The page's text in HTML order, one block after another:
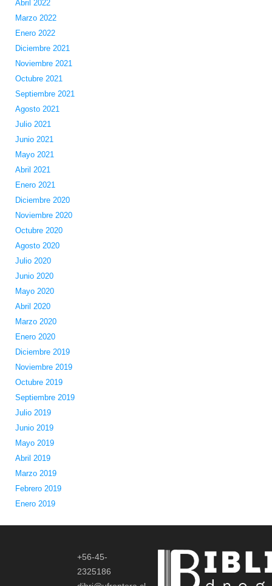
Abril 2022
Marzo 2022
Enero 2022
Diciembre 2021
Noviembre 2021
Octubre 2021
Septiembre 2021
Agosto 2021
Julio 2021
Junio 2021
Mayo 2021
Abril 2021
Enero 2021
Diciembre 2020
Noviembre 2020
Octubre 2020
Agosto 2020
Julio 2020
Junio 2020
Mayo 2020
Abril 2020
Marzo 2020
Enero 2020
Diciembre 2019
Noviembre 2019
Octubre 2019
Septiembre 2019
Julio 2019
Junio 2019
Mayo 2019
Abril 2019
Marzo 2019
Febrero 2019
Enero 2019
+56-45-
2325186